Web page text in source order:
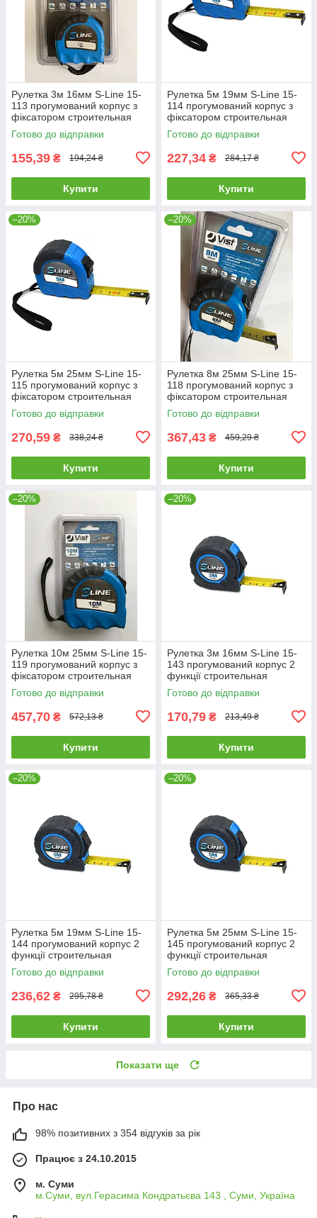
Рулетка 3м 16мм S-Line 15-
113 прогумований корпус з
фіксатором строительная
будівельна
Готово до відправки
155,39 ₴ 194,24 ₴
Купити
Рулетка 5м 19мм S-Line 15-
114 прогумований корпус з
фіксатором строительная
будівельна
Готово до відправки
227,34 ₴ 284,17 ₴
Купити
–20%
Рулетка 5м 25мм S-Line 15-
115 прогумований корпус з
фіксатором строительная
будівельна
Готово до відправки
270,59 ₴ 338,24 ₴
Купити
–20%
Рулетка 8м 25мм S-Line 15-
118 прогумований корпус з
фіксатором строительная
будівельна
Готово до відправки
367,43 ₴ 459,29 ₴
Купити
–20%
Рулетка 10м 25мм S-Line 15-
119 прогумований корпус з
фіксатором строительная
будівельна
Готово до відправки
457,70 ₴ 572,13 ₴
Купити
–20%
Рулетка 3м 16мм S-Line 15-
143 прогумований корпус 2
функції строительная
будівельна
Готово до відправки
170,79 ₴ 213,49 ₴
Купити
–20%
Рулетка 5м 19мм S-Line 15-
144 прогумований корпус 2
функції строительная
будівельна
Готово до відправки
236,62 ₴ 295,78 ₴
Купити
–20%
Рулетка 5м 25мм S-Line 15-
145 прогумований корпус 2
функції строительная
будівельна
Готово до відправки
292,26 ₴ 365,33 ₴
Купити
Показати ще
Про нас
98% позитивних з 354 відгуків за рік
Працює з 24.10.2015
м. Суми
м.Суми, вул.Герасима Кондратьєва 143 , Суми, Україна